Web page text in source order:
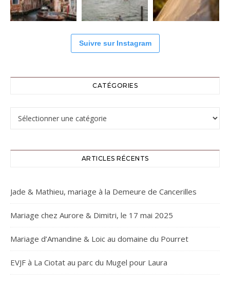
Suivre sur Instagram
CATÉGORIES
Catégories
ARTICLES RÉCENTS
Jade & Mathieu, mariage à la Demeure de Cancerilles
Mariage chez Aurore & Dimitri, le 17 mai 2025
Mariage d’Amandine & Loic au domaine du Pourret
EVJF à La Ciotat au parc du Mugel pour Laura